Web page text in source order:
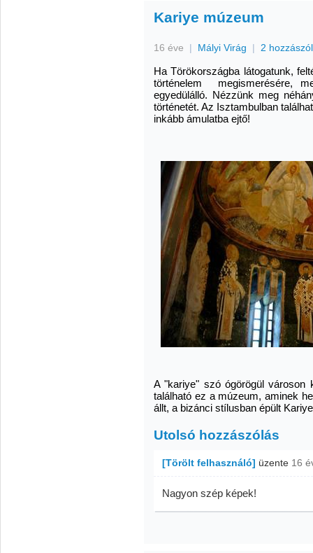
Kariye múzeum
16 éve | Mályi Virág | 2
Ha Törökországba látogatunk,
történelem megismerésére,
egyedülálló. Nézzünk meg
történetét. Az Isztambulban
inkább ámulatba ejtő!
A "kariye" szó ógörögül városon
található ez a múzeum, aminek
állt, a bizánci stílusban épült
Utolsó hozzászólás
[Törölt felhasználó] üzente 16
Nagyon szép képek!